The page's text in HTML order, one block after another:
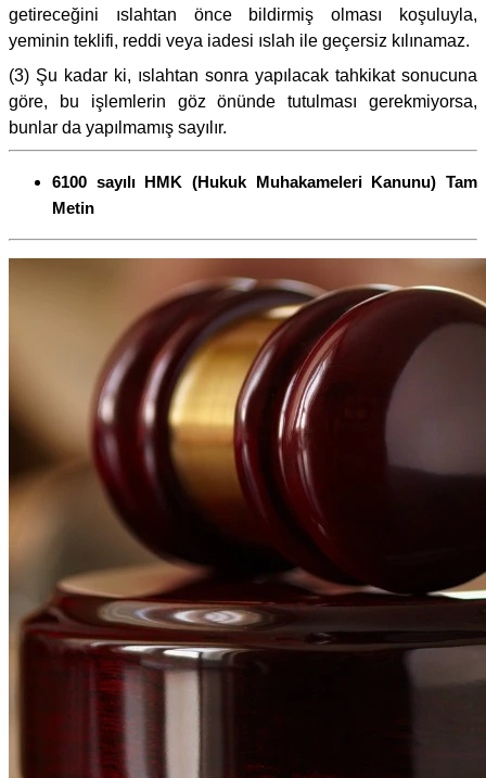
getireceğini ıslahtan önce bildirmiş olması koşuluyla,
yeminin teklifi, reddi veya iadesi ıslah ile geçersiz kılınamaz.
(3) Şu kadar ki, ıslahtan sonra yapılacak tahkikat sonucuna
göre, bu işlemlerin göz önünde tutulması gerekmiyorsa,
bunlar da yapılmamış sayılır.
6100 sayılı HMK (Hukuk Muhakameleri Kanunu) Tam
Metin